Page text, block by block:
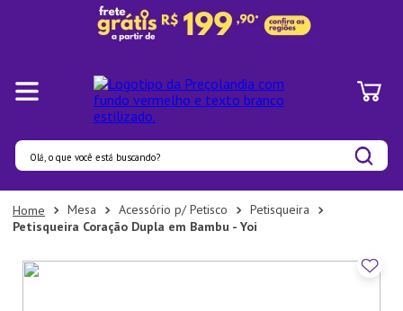
Olá, o que você está buscando?
Mesa Acessório p/ Petisco
Petisqueira
Petisqueira Coração Dupla em Bambu - Yoi
Termos mais buscados
1º
Panelas
2º
Pratos